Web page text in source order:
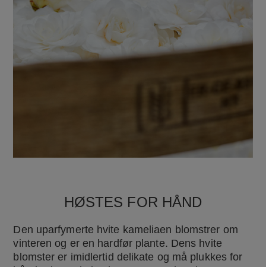
HØSTES FOR HÅND
Den uparfymerte hvite kameliaen blomstrer om
vinteren og er en hardfør plante. Dens hvite
blomster er imidlertid delikate og må plukkes for